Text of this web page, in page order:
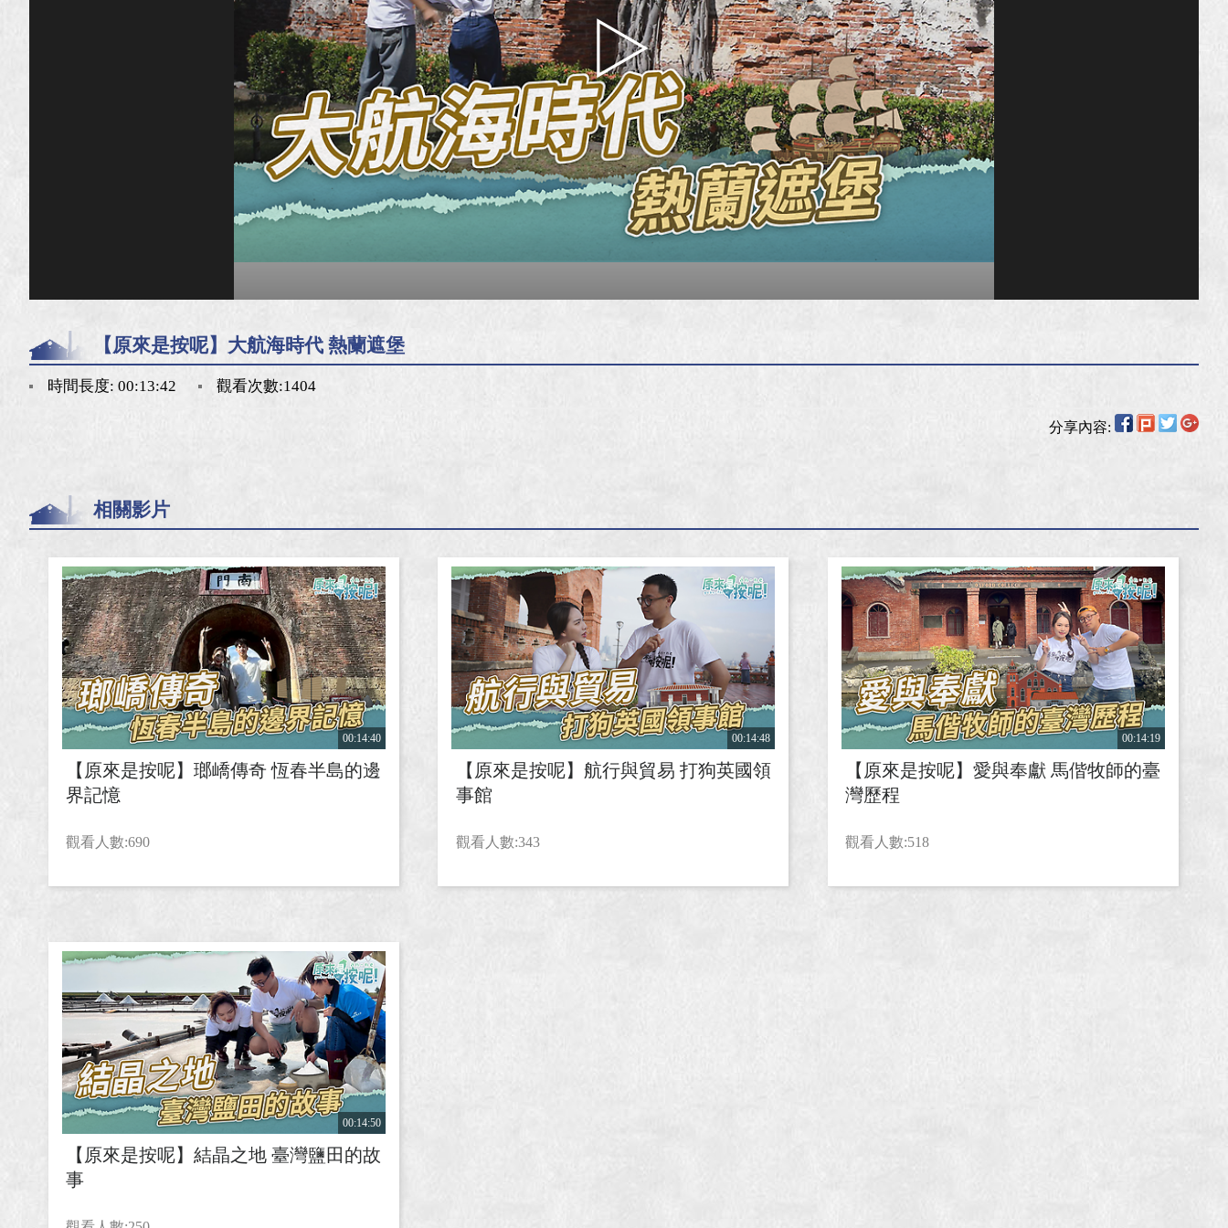
【原來是按呢】大航海時代 熱蘭遮堡
時間長度: 00:13:42 觀看次數:1404
分享內容:
相關影片
00:14:40
【原來是按呢】瑯嶠傳奇 恆春半島的邊
界記憶
觀看人數:690
00:14:48
【原來是按呢】航行與貿易 打狗英國領
事館
觀看人數:343
00:14:19
【原來是按呢】愛與奉獻 馬偕牧師的臺
灣歷程
觀看人數:518
00:14:50
【原來是按呢】結晶之地 臺灣鹽田的故
事